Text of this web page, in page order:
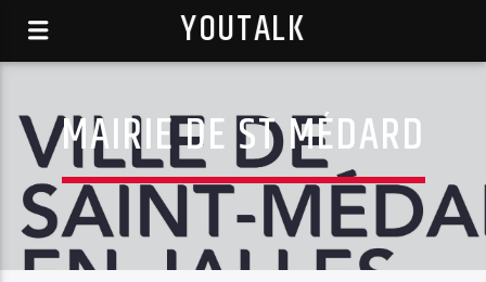
YOUTALK
MAIRIE DE ST MÉDARD